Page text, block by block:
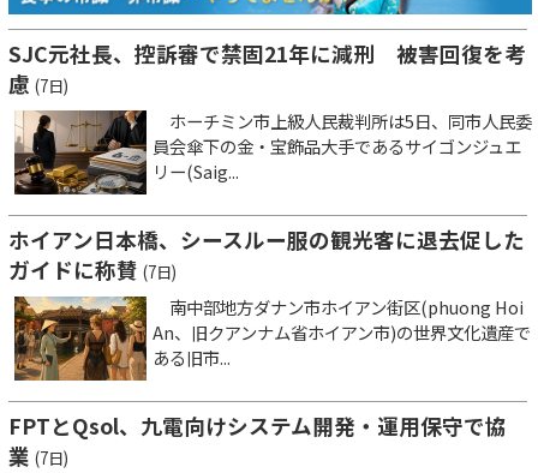
SJC元社長、控訴審で禁固21年に減刑 被害回復を考
慮 (7日)
ホーチミン市上級人民裁判所は5日、同市人民委
員会傘下の金・宝飾品大手であるサイゴンジュエ
リー(Saig...
ホイアン日本橋、シースルー服の観光客に退去促した
ガイドに称賛 (7日)
南中部地方ダナン市ホイアン街区(phuong Hoi
An、旧クアンナム省ホイアン市)の世界文化遺産で
ある旧市...
FPTとQsol、九電向けシステム開発・運用保守で協
業 (7日)